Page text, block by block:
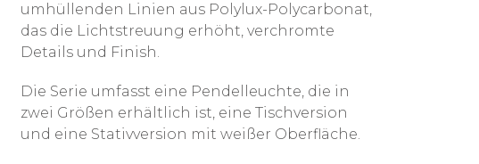
umhüllenden Linien aus Polylux-Polycarbonat,
das die Lichtstreuung erhöht, verchromte
Details und Finish.
Die Serie umfasst eine Pendelleuchte, die in
zwei Größen erhältlich ist, eine Tischversion
und eine Stativversion mit weißer Oberfläche.